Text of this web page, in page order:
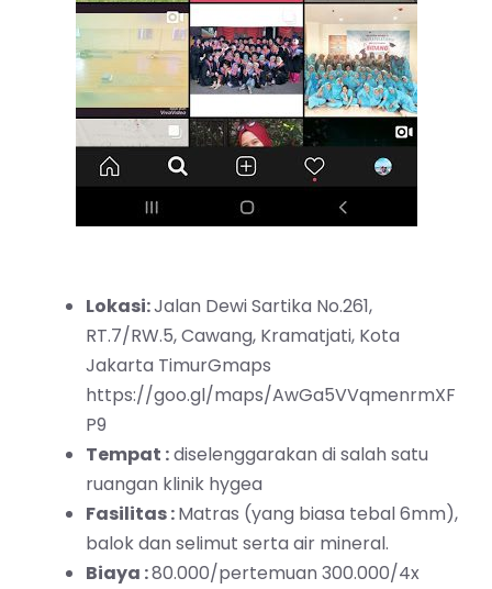
Lokasi:Jalan Dewi Sartika No.261,
RT.7/RW.5, Cawang, Kramatjati, Kota
Jakarta TimurGmaps
https://goo.gl/maps/AwGa5VVqmenrmXF
P9
Tempat :diselenggarakan di salah satu
ruangan klinik hygea
Fasilitas :Matras (yang biasa tebal 6mm),
balok dan selimut serta air mineral.
Biaya :80.000/pertemuan 300.000/4x